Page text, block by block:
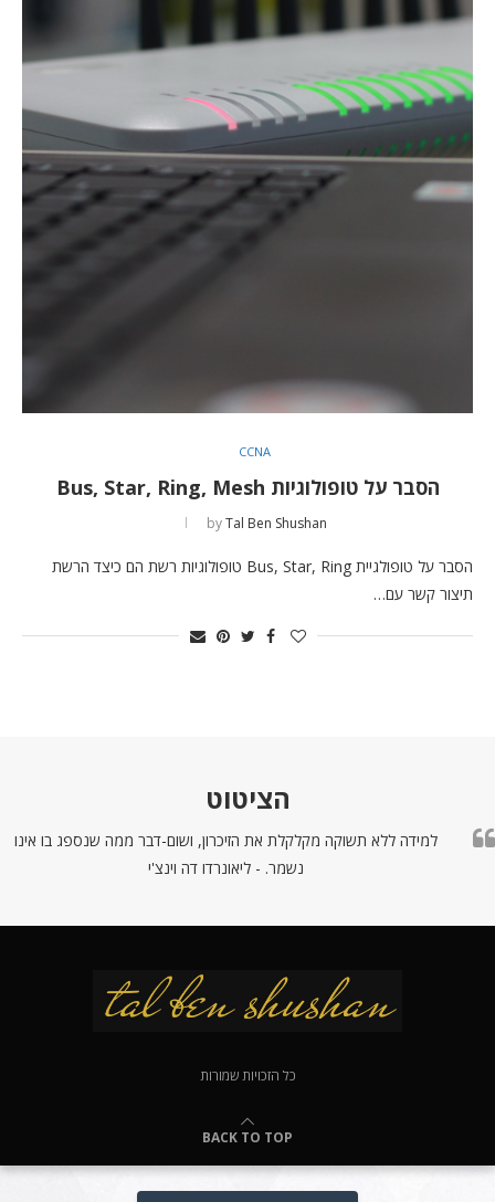
CCNA
הסבר על טופולוגיות Bus, Star, Ring, Mesh
byTal Ben Shushan
הסבר על טופולגיית Bus, Star, Ring טופולוגיות רשת הם כיצד הרשת
תיצור קשר עם…
הציטוט
למידה ללא תשוקה מקלקלת את הזיכרון, ושום-דבר ממה שנספג בו אינו
נשמר. - ליאונרדו דה וינצ'י
כל הזכויות שמורות
BACK TO TOP